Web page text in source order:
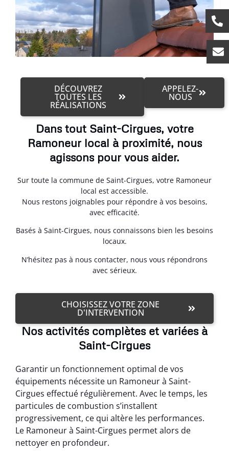
DÉCOUVREZ
TOUTES LES
RÉALISATIONS
APPELEZ-
NOUS
Dans tout Saint-Cirgues, votre
Ramoneur local à proximité, nous
agissons pour vous aider.
Sur toute la commune de Saint-Cirgues, votre Ramoneur
local est accessible.
Nous restons joignables pour répondre à vos besoins,
avec efficacité.
Basés à Saint-Cirgues, nous connaissons bien les besoins
locaux.
N’hésitez pas à nous contacter, nous vous répondrons
avec sérieux.
CHOISISSEZ VOTRE ZONE
D'INTERVENTION
Nos activités complètes et variées à
Saint-Cirgues
Garantir un fonctionnement optimal de vos
équipements nécessite un Ramoneur à Saint-
Cirgues effectué régulièrement. Avec le temps, les
particules de combustion s’installent
progressivement, ce qui altère les performances.
Le Ramoneur à Saint-Cirgues permet alors de
nettoyer en profondeur.